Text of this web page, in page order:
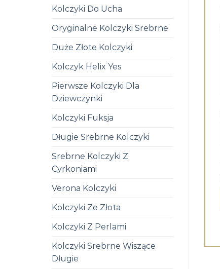
Kolczyki Do Ucha
Oryginalne Kolczyki Srebrne
Duże Złote Kolczyki
Kolczyk Helix Yes
Pierwsze Kolczyki Dla
Dziewczynki
Kolczyki Fuksja
Długie Srebrne Kolczyki
Srebrne Kolczyki Z
Cyrkoniami
Verona Kolczyki
Kolczyki Ze Złota
Kolczyki Z Perlami
Kolczyki Srebrne Wiszące
Długie